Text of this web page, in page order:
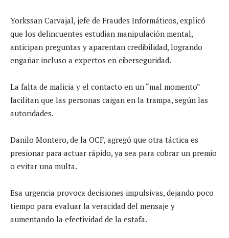
Yorkssan Carvajal, jefe de Fraudes Informáticos, explicó
que los delincuentes estudian manipulación mental,
anticipan preguntas y aparentan credibilidad, logrando
engañar incluso a expertos en ciberseguridad.
La falta de malicia y el contacto en un “mal momento”
facilitan que las personas caigan en la trampa, según las
autoridades.
Danilo Montero, de la OCF, agregó que otra táctica es
presionar para actuar rápido, ya sea para cobrar un premio
o evitar una multa.
Esa urgencia provoca decisiones impulsivas, dejando poco
tiempo para evaluar la veracidad del mensaje y
aumentando la efectividad de la estafa.